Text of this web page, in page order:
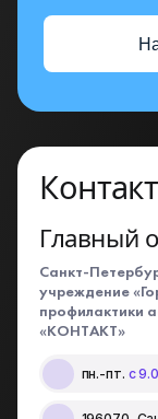
Главный
Санкт-
учреждение
профилактики
«КОНТАКТ»
пн.-пт. с